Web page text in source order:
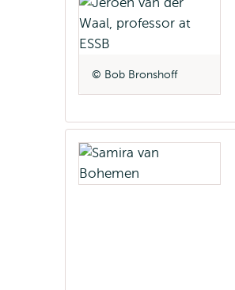
Bob Bronshoff